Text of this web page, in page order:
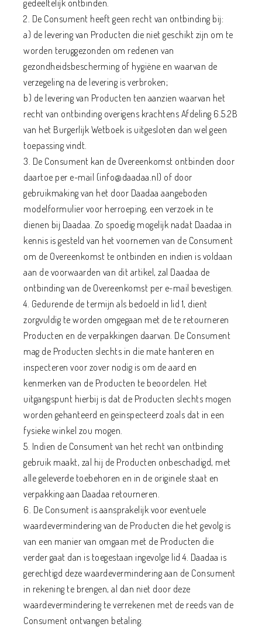
gedeeltelijk ontbinden.
2. De Consument heeft geen recht van ontbinding bij:
a) de levering van Producten die niet geschikt zijn om te
worden teruggezonden om redenen van
gezondheidsbescherming of hygiëne en waarvan de
verzegeling na de levering is verbroken;
b) de levering van Producten ten aanzien waarvan het
recht van ontbinding overigens krachtens Afdeling 6.5.2B
van het Burgerlijk Wetboek is uitgesloten dan wel geen
toepassing vindt.
3. De Consument kan de Overeenkomst ontbinden door
daartoe per e-mail (info@daadaa.nl) of door
gebruikmaking van het door Daadaa aangeboden
modelformulier voor herroeping, een verzoek in te
dienen bij Daadaa. Zo spoedig mogelijk nadat Daadaa in
kennis is gesteld van het voornemen van de Consument
om de Overeenkomst te ontbinden en indien is voldaan
aan de voorwaarden van dit artikel, zal Daadaa de
ontbinding van de Overeenkomst per e-mail bevestigen.
4. Gedurende de termijn als bedoeld in lid 1, dient
zorgvuldig te worden omgegaan met de te retourneren
Producten en de verpakkingen daarvan. De Consument
mag de Producten slechts in die mate hanteren en
inspecteren voor zover nodig is om de aard en
kenmerken van de Producten te beoordelen. Het
uitgangspunt hierbij is dat de Producten slechts mogen
worden gehanteerd en geïnspecteerd zoals dat in een
fysieke winkel zou mogen.
5. Indien de Consument van het recht van ontbinding
gebruik maakt, zal hij de Producten onbeschadigd, met
alle geleverde toebehoren en in de originele staat en
verpakking aan Daadaa retourneren.
6. De Consument is aansprakelijk voor eventuele
waardevermindering van de Producten die het gevolg is
van een manier van omgaan met de Producten die
verder gaat dan is toegestaan ingevolge lid 4. Daadaa is
gerechtigd deze waardevermindering aan de Consument
in rekening te brengen, al dan niet door deze
waardevermindering te verrekenen met de reeds van de
Consument ontvangen betaling.